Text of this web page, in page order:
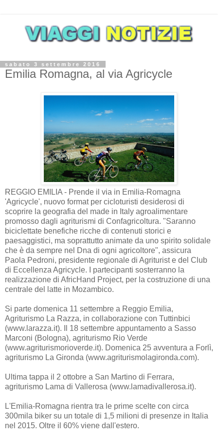
sabato 3 settembre 2016
Emilia Romagna, al via Agricycle
REGGIO EMILIA - Prende il via in Emilia-Romagna
'Agricycle', nuovo format per cicloturisti desiderosi di
scoprire la geografia del made in Italy agroalimentare
promosso dagli agriturismi di Confagricoltura. "Saranno
biciclettate benefiche ricche di contenuti storici e
paesaggistici, ma soprattutto animate da uno spirito solidale
che è da sempre nel Dna di ogni agricoltore", assicura
Paola Pedroni, presidente regionale di Agriturist e del Club
di Eccellenza Agricycle. I partecipanti sosterranno la
realizzazione di AfricHand Project, per la costruzione di una
centrale del latte in Mozambico.
Si parte domenica 11 settembre a Reggio Emilia,
Agriturismo La Razza, in collaborazione con Tuttinbici
(www.larazza.it). Il 18 settembre appuntamento a Sasso
Marconi (Bologna), agriturismo Rio Verde
(www.agriturismorioverde.it). Domenica 25 avventura a Forlì,
agriturismo La Gironda (www.agriturismolagironda.com).
Ultima tappa il 2 ottobre a San Martino di Ferrara,
agriturismo Lama di Vallerosa (www.lamadivallerosa.it).
L'Emilia-Romagna rientra tra le prime scelte con circa
300mila biker su un totale di 1,5 milioni di presenze in Italia
nel 2015. Oltre il 60% viene dall'estero.